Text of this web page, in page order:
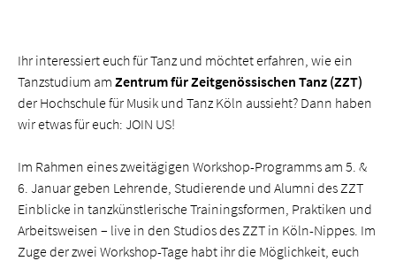
Ihr interessiert euch für Tanz und möchtet erfahren, wie ein
Tanzstudium am Zentrum für Zeitgenössischen Tanz (ZZT)
der Hochschule für Musik und Tanz Köln aussieht? Dann haben
wir etwas für euch: JOIN US!
Im Rahmen eines zweitägigen Workshop-Programms am 5. &
6. Januar geben Lehrende, Studierende und Alumni des ZZT
Einblicke in tanzkünstlerische Trainingsformen, Praktiken und
Arbeitsweisen – live in den Studios des ZZT in Köln-Nippes. Im
Zuge der zwei Workshop-Tage habt ihr die Möglichkeit, euch